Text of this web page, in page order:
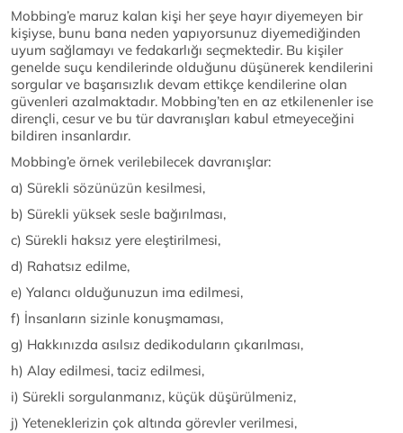
Mobbing’e maruz kalan kişi her şeye hayır diyemeyen bir
kişiyse, bunu bana neden yapıyorsunuz diyemediğinden
uyum sağlamayı ve fedakarlığı seçmektedir. Bu kişiler
genelde suçu kendilerinde olduğunu düşünerek kendilerini
sorgular ve başarısızlık devam ettikçe kendilerine olan
güvenleri azalmaktadır. Mobbing’ten en az etkilenenler ise
dirençli, cesur ve bu tür davranışları kabul etmeyeceğini
bildiren insanlardır.
Mobbing’e örnek verilebilecek davranışlar:
a) Sürekli sözünüzün kesilmesi,
b) Sürekli yüksek sesle bağırılması,
c) Sürekli haksız yere eleştirilmesi,
d) Rahatsız edilme,
e) Yalancı olduğunuzun ima edilmesi,
f) İnsanların sizinle konuşmaması,
g) Hakkınızda asılsız dedikoduların çıkarılması,
h) Alay edilmesi, taciz edilmesi,
i) Sürekli sorgulanmanız, küçük düşürülmeniz,
j) Yeteneklerizin çok altında görevler verilmesi,